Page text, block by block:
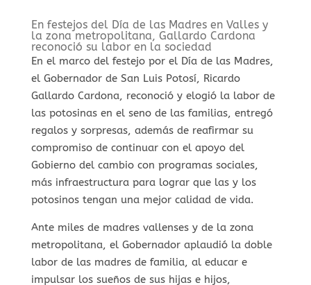
En festejos del Día de las Madres en Valles y
la zona metropolitana, Gallardo Cardona
reconoció su labor en la sociedad
En el marco del festejo por el Día de las Madres,
el Gobernador de San Luis Potosí, Ricardo
Gallardo Cardona, reconoció y elogió la labor de
las potosinas en el seno de las familias, entregó
regalos y sorpresas, además de reafirmar su
compromiso de continuar con el apoyo del
Gobierno del cambio con programas sociales,
más infraestructura para lograr que las y los
potosinos tengan una mejor calidad de vida.
Ante miles de madres vallenses y de la zona
metropolitana, el Gobernador aplaudió la doble
labor de las madres de familia, al educar e
impulsar los sueños de sus hijas e hijos,